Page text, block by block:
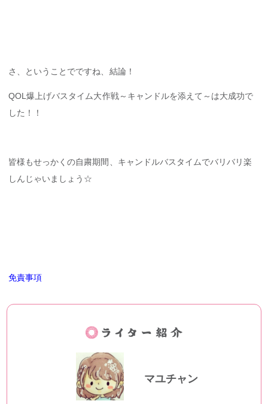
さ、ということでですね、結論！
QOL爆上げバスタイム大作戦～キャンドルを添えて～は大成功で
した！！
皆様もせっかくの自粛期間、キャンドルバスタイムでバリバリ楽
しんじゃいましょう☆
免責事項
マユチャン